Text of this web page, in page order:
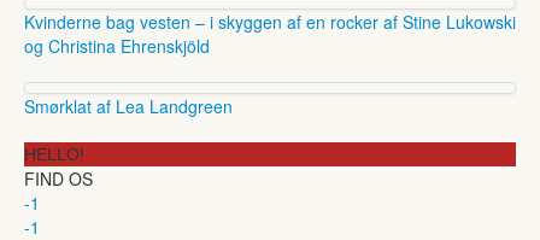
Kvinderne bag vesten – i skyggen af en rocker af Stine Lukowski
og Christina Ehrenskjöld
Smørklat af Lea Landgreen
HELLO!
FIND OS
-1
-1